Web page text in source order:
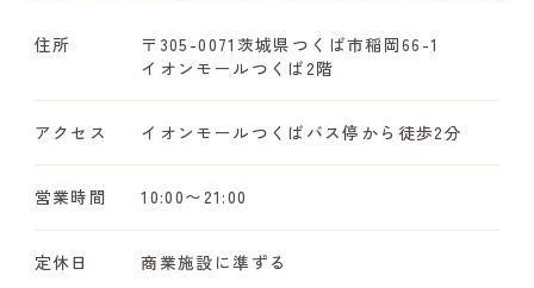
住所 〒305-0071 茨城県つくば市稲岡66-1
イオンモールつくば2階
アクセス イオンモールつくばバス停から徒歩2分
営業時間 10:00〜21:00
定休日 商業施設に準ずる